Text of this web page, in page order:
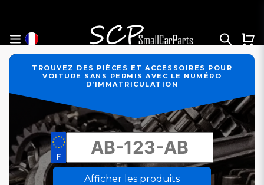
TROUVEZ DES PIÈCES ET ACCESSOIRES POUR
VOITURE SANS PERMIS AVEC LE NUMÉRO
D’IMMATRICULATION
Afficher les produits